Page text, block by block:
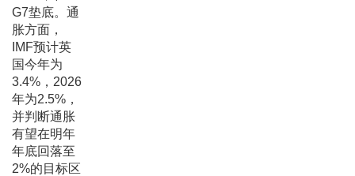
G7垫底。通
胀方面，
IMF预计英
国今年为
3.4%，2026
年为2.5%，
并判断通胀
有望在明年
年底回落至
2%的目标区